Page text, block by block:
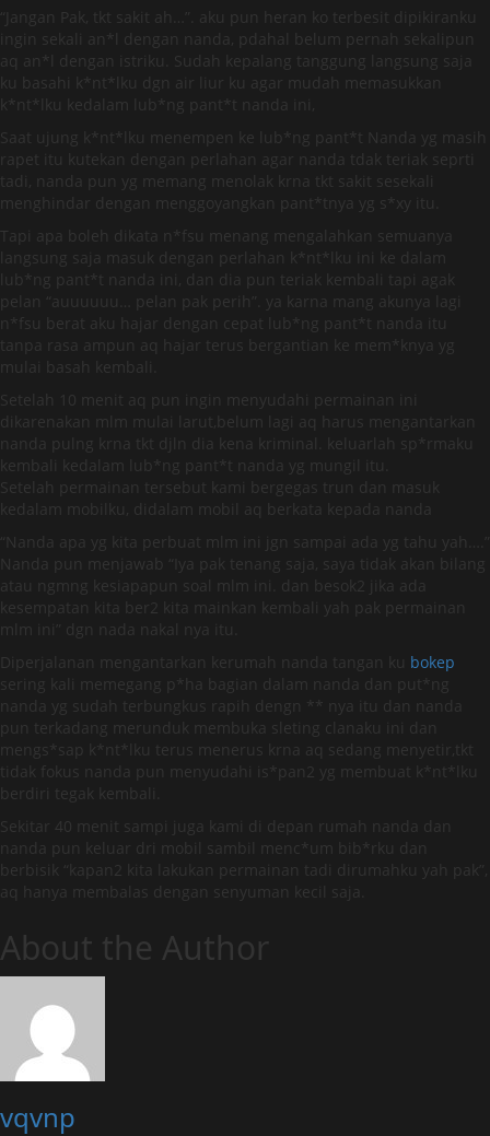
“Jangan Pak, tkt sakit ah…”. aku pun heran ko terbesit dipikiranku
ingin sekali an*l dengan nanda, pdahal belum pernah sekalipun
aq an*l dengan istriku. Sudah kepalang tanggung langsung saja
ku basahi k*nt*lku dgn air liur ku agar mudah memasukkan
k*nt*lku kedalam lub*ng pant*t nanda ini,
Saat ujung k*nt*lku menempen ke lub*ng pant*t Nanda yg masih
rapet itu kutekan dengan perlahan agar nanda tdak teriak seprti
tadi, nanda pun yg memang menolak krna tkt sakit sesekali
menghindar dengan menggoyangkan pant*tnya yg s*xy itu.
Tapi apa boleh dikata n*fsu menang mengalahkan semuanya
langsung saja masuk dengan perlahan k*nt*lku ini ke dalam
lub*ng pant*t nanda ini, dan dia pun teriak kembali tapi agak
pelan “auuuuuu… pelan pak perih”. ya karna mang akunya lagi
n*fsu berat aku hajar dengan cepat lub*ng pant*t nanda itu
tanpa rasa ampun aq hajar terus bergantian ke mem*knya yg
mulai basah kembali.
Setelah 10 menit aq pun ingin menyudahi permainan ini
dikarenakan mlm mulai larut,belum lagi aq harus mengantarkan
nanda pulng krna tkt djln dia kena kriminal. keluarlah sp*rmaku
kembali kedalam lub*ng pant*t nanda yg mungil itu.
Setelah permainan tersebut kami bergegas trun dan masuk
kedalam mobilku, didalam mobil aq berkata kepada nanda
“Nanda apa yg kita perbuat mlm ini jgn sampai ada yg tahu yah….”
Nanda pun menjawab “Iya pak tenang saja, saya tidak akan bilang
atau ngmng kesiapapun soal mlm ini. dan besok2 jika ada
kesempatan kita ber2 kita mainkan kembali yah pak permainan
mlm ini” dgn nada nakal nya itu.
Diperjalanan mengantarkan kerumah nanda tangan ku bokep
sering kali memegang p*ha bagian dalam nanda dan put*ng
nanda yg sudah terbungkus rapih dengn ** nya itu dan nanda
pun terkadang merunduk membuka sleting clanaku ini dan
mengs*sap k*nt*lku terus menerus krna aq sedang menyetir,tkt
tidak fokus nanda pun menyudahi is*pan2 yg membuat k*nt*lku
berdiri tegak kembali.
Sekitar 40 menit sampi juga kami di depan rumah nanda dan
nanda pun keluar dri mobil sambil menc*um bib*rku dan
berbisik “kapan2 kita lakukan permainan tadi dirumahku yah pak”,
aq hanya membalas dengan senyuman kecil saja.
About the Author
vqvnp